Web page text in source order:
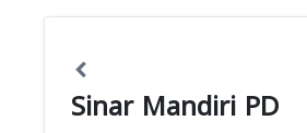
Sinar Mandiri PD